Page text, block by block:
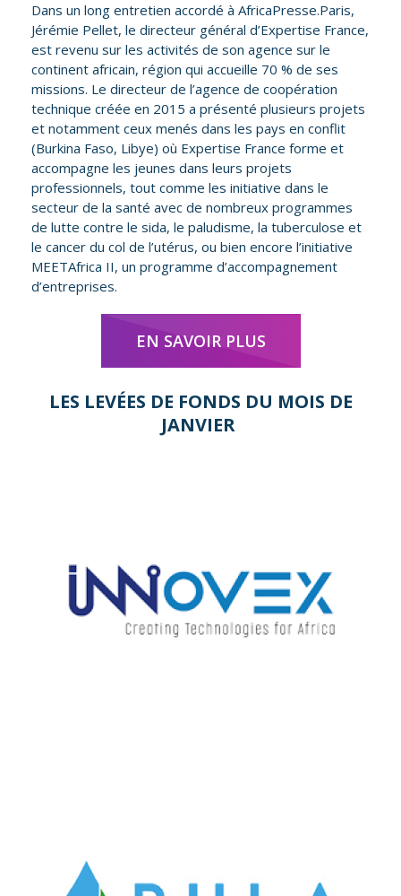
Dans un long entretien accordé à AfricaPresse.Paris,
Jérémie Pellet, le directeur général d’Expertise France,
est revenu sur les activités de son agence sur le
continent africain, région qui accueille 70 % de ses
missions. Le directeur de l’agence de coopération
technique créée en 2015 a présenté plusieurs projets
et notamment ceux menés dans les pays en conflit
(Burkina Faso, Libye) où Expertise France forme et
accompagne les jeunes dans leurs projets
professionnels, tout comme les initiative dans le
secteur de la santé avec de nombreux programmes
de lutte contre le sida, le paludisme, la tuberculose et
le cancer du col de l’utérus, ou bien encore l’initiative
MEETAfrica II, un programme d’accompagnement
d’entreprises.
EN SAVOIR PLUS
LES LEVÉES DE FONDS DU MOIS DE
JANVIER